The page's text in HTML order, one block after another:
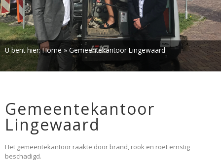
U bent hier:Home » Gemeentekantoor Lingewaard
Gemeentekantoor
Lingewaard
Het gemeentekantoor raakte door brand, rook en roet ernstig
beschadigd.